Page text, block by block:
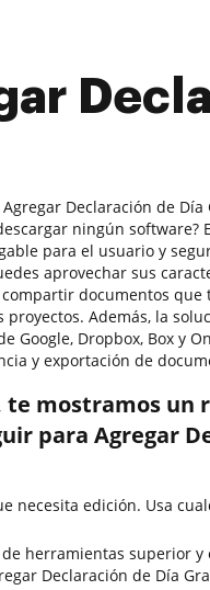
Declaración de
ningún software?
para el usuario y
aprovechar sus
documentos
Además, la
Google, Dropbox, Box y
y exportación de
mostramos un
para Agregar
necesita edición. Usa
herramientas superior
Declaración de Día